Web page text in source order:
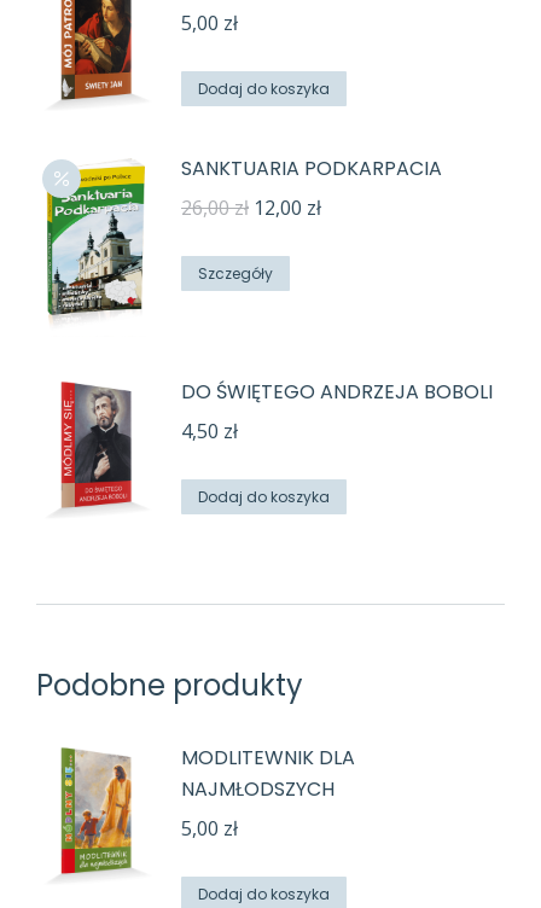
5,00 zł
Dodaj do koszyka
SANKTUARIA PODKARPACIA
26,00zł Pierwotna
wynosiła:
12,00 złAktualna
Szczegóły
DO ŚWIĘTEGO ANDRZEJA BOBOLI
4,50 zł
Dodaj do koszyka
Podobne produkty
MODLITEWNIK DLA
NAJMŁODSZYCH
5,00 zł
Dodaj do koszyka